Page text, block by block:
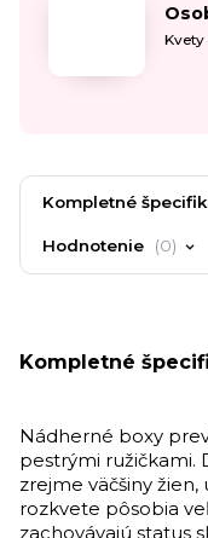
Kvety
Kompletné
Hodnotenie 0
Kompletné
Nádherné boxy
pestrými ružičkami.
zrejme väčšiny
rozkvete pôsobia
zachovávajú status